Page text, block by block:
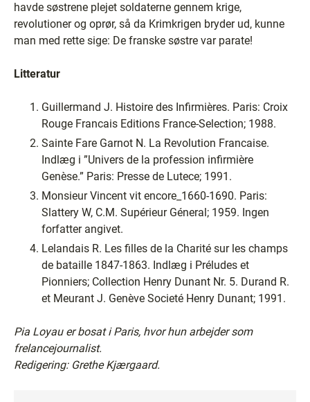
havde søstrene plejet soldaterne gennem krige,
revolutioner og oprør, så da Krimkrigen bryder ud, kunne
man med rette sige: De franske søstre var parate!
Litteratur
Guillermand J. Histoire des Infirmières. Paris: Croix
Rouge Francais Editions France-Selection; 1988.
Sainte Fare Garnot N. La Revolution Francaise.
Indlæg i ”Univers de la profession infirmière
Genèse.” Paris: Presse de Lutece; 1991.
Monsieur Vincent vit encore_1660-1690. Paris:
Slattery W, C.M. Supérieur Géneral; 1959. Ingen
forfatter angivet.
Lelandais R. Les filles de la Charité sur les champs
de bataille 1847-1863. Indlæg i Préludes et
Pionniers; Collection Henry Dunant Nr. 5. Durand R.
et Meurant J. Genève Societé Henry Dunant; 1991.
Pia Loyau er bosat i Paris, hvor hun arbejder som
frelancejournalist.
Redigering: Grethe Kjærgaard.